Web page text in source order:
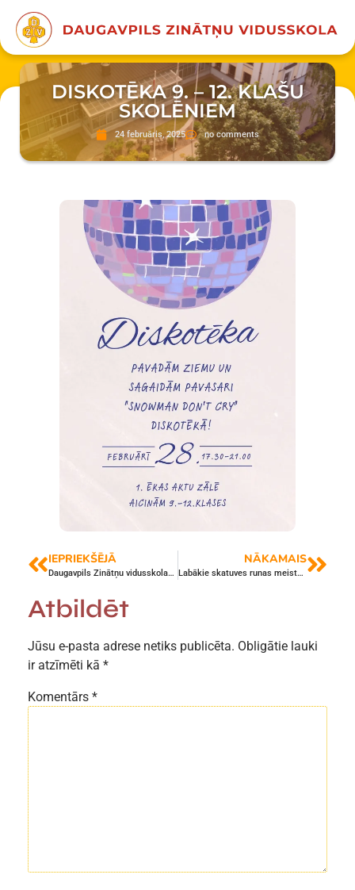
DISKOTĒKA 9. – 12. KLAŠU
SKOLĒNIEM
24 februāris, 2025 no comments
IEPRIEKŠĒJĀ
Daugavpils Zinātņu vidusskolas skolēni un skolotāji gūst pieredzi Lisabonā
NĀKAMAIS
Labākie skatuves runas meistari noskaidroti
Atbildēt
Jūsu e-pasta adrese netiks publicēta. Obligātie lauki
ir atzīmēti kā *
Komentārs *